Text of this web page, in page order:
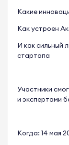
Какие
Как устроен
И как сильный
стартапа
Участники
и экспертами
Когда: 14 мая